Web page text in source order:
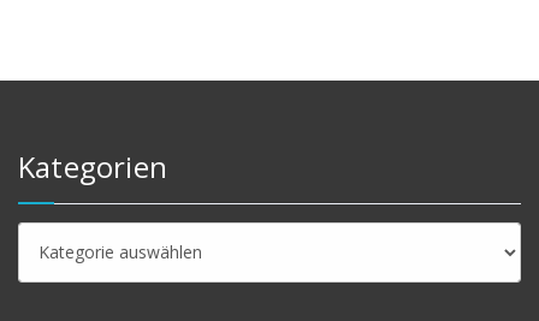
Kategorien
Kategorien